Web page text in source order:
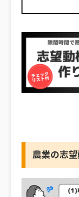
農業の志